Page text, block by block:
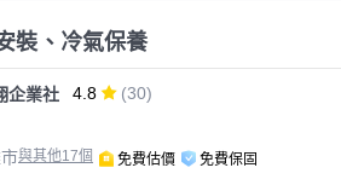
裝、冷氣保養
企業社 4.8 (30)
與其他17個 免費估價 免費保固